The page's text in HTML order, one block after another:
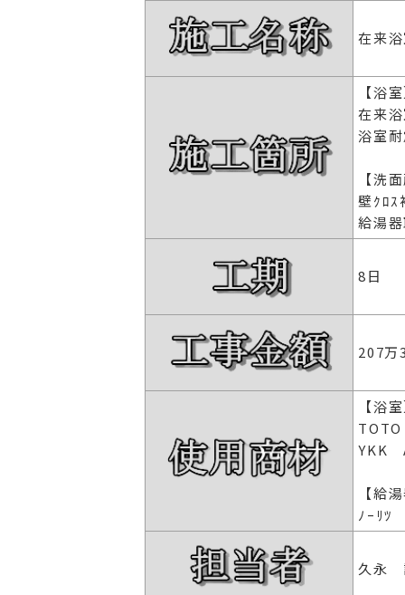
在来
【浴
在来
浴室
【洗
壁ｸﾛｽ
給湯
8日
207万
【浴
YKK
【給
ﾉｰﾘﾂ
久永